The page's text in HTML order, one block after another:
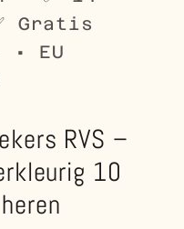
Gratis
• EU
RVS –
10